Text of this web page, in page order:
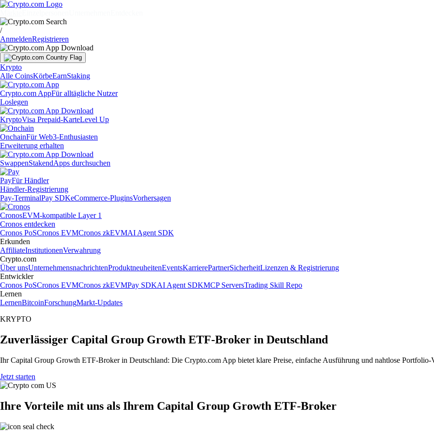
/
AnmeldenRegistrieren
Krypto
Alle CoinsKörbeEarnStaking
Crypto.com AppFür alltägliche Nutzer
Loslegen
KryptoVisa Prepaid-KarteLevel Up
OnchainFür Web3-Enthusiasten
Erweiterung erhalten
SwappenStakendApps durchsuchen
PayFür Händler
Händler-Registrierung
Pay-TerminalPay SDKeCommerce-PluginsVorhersagen
CronosEVM-kompatible Layer 1
Cronos entdecken
Cronos PoSCronos EVMCronos zkEVMAI Agent SDK
Erkunden
AffiliateInstitutionenVerwahrung
Crypto.com
Über unsUnternehmensnachrichtenProduktneuheitenEventsKarrierePartnerSicherheitLizenzen & Registrierung
Entwickler
Cronos PoSCronos EVMCronos zkEVMPay SDKAI Agent SDKMCP ServersTrading Skill Repo
Lernen
LernenBitcoinForschungMarkt-Updates
KRYPTO
Zuverlässiger Capital Group Growth ETF-Broker in Deutschland
Ihr Capital Group Growth ETF-Broker in Deutschland: Die Crypto.com App bietet klare Preise, einfache Ausführung und nahtlose Portfolio-
Jetzt starten
Ihre Vorteile mit uns als Ihrem Capital Group Growth ETF-Broker